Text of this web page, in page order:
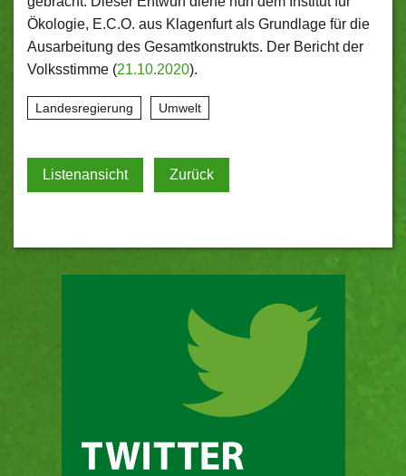
Ökologie, E.C.O. aus Klagenfurt als Grundlage für die
Ausarbeitung des Gesamtkonstrukts. Der Bericht der
Volksstimme (21.10.2020).
Landesregierung Umwelt
Listenansicht Zurück